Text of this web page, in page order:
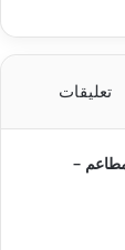
تعليقات
–